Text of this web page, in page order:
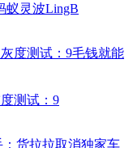
蚁灵波LingB
测试：9